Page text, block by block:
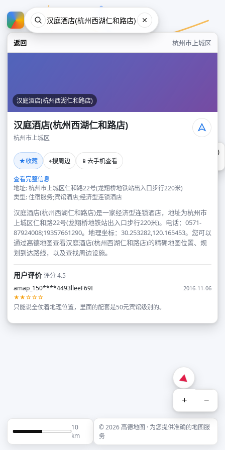
返回 杭州市上城区
汉庭酒店(杭州西湖仁和路店)
汉庭酒店(杭州西湖仁和路店)
杭州市上城区
★收藏 ⌖搜周边 📱 去手机查看
查看完整信息
地址: 杭州市上城区仁和路22号(龙翔桥地铁站出入口步行220米)
类型: 住宿服务;宾馆酒店;经济型连锁酒店
汉庭酒店(杭州西湖仁和路店)是一家经济型连锁酒店，地址为杭州市
上城区仁和路22号(龙翔桥地铁站出入口步行220米)。电话：0571-
87924008;19357661290。地理坐标：30.253282,120.165453。您可以
通过高德地图查看汉庭酒店(杭州西湖仁和路店)的精确地图位置、规
划到达路线，以及查找周边设施。
用户评价评分 4.5
amap_150****4493lleeF69I
2016-11-06
★★☆☆☆
只能说全仗着地理位置，里面的配套是50元宾馆级别的。
汉庭酒店(杭州西湖仁和路店)
+ −
10
km
© 2026 高德地图 · 为您提供准确的地图服
务